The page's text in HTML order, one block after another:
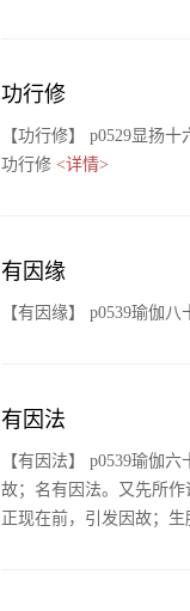
功行修
【功行修】 p0529显扬
功行修 <详情>
有因缘
【有因缘】 p0539瑜伽
有因法
【有因法】 p0539瑜伽
故；名有因法。又先所
正现在前，引发因故；生